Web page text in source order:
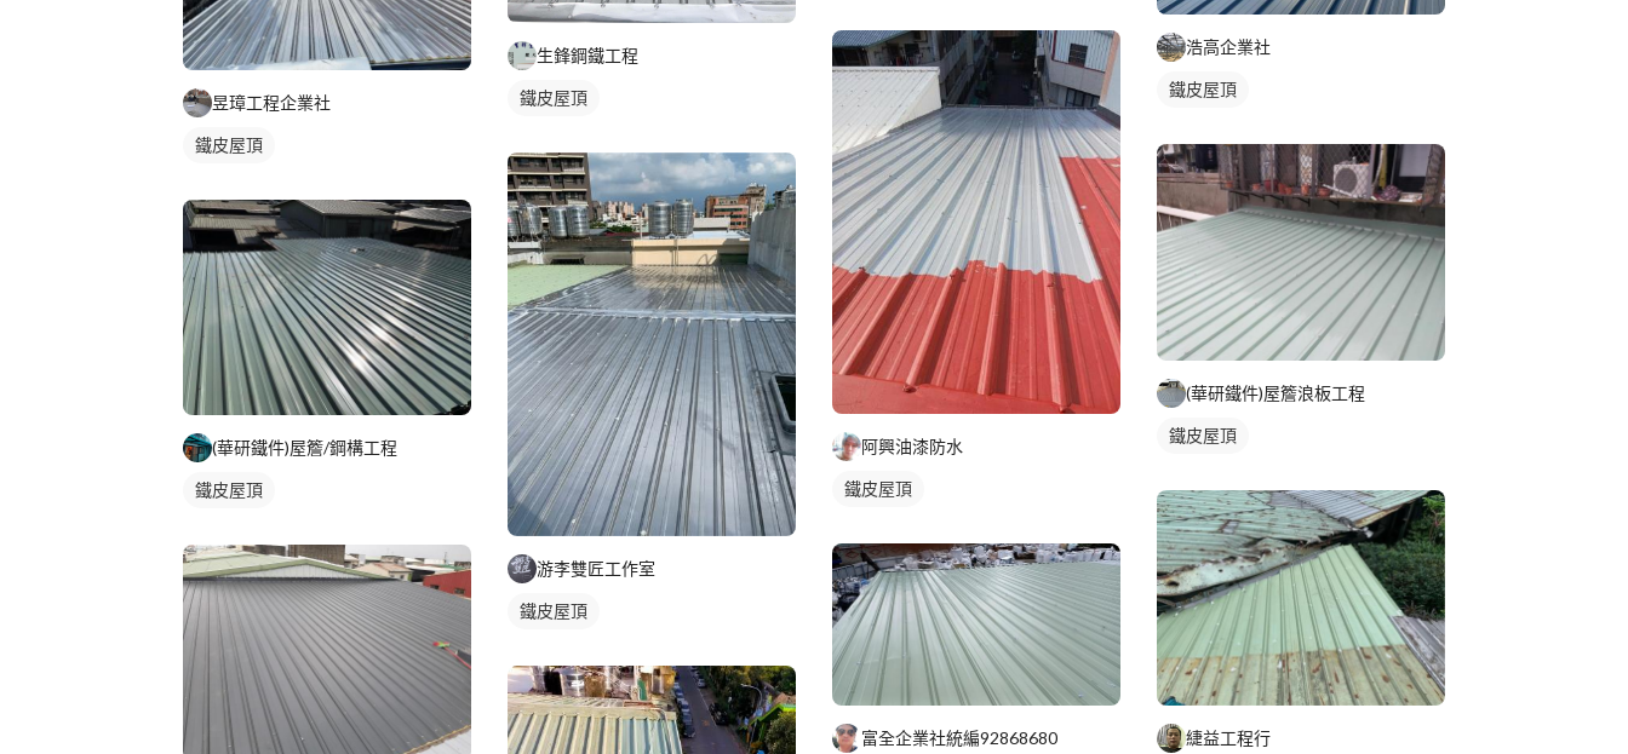
昱璋工程企業社
鐵皮屋頂
(華研鐵件)屋簷/鋼構工程
鐵皮屋頂
生鋒鋼鐵工程
鐵皮屋頂
游李雙匠工作室
鐵皮屋頂
阿興油漆防水
鐵皮屋頂
富全企業社統編92868680
浩高企業社
鐵皮屋頂
(華研鐵件)屋簷浪板工程
鐵皮屋頂
緁益工程行